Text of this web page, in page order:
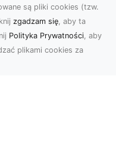
są pliki cookies (tzw.
zgadzam się, aby ta
Polityka Prywatności, aby
plikami cookies za